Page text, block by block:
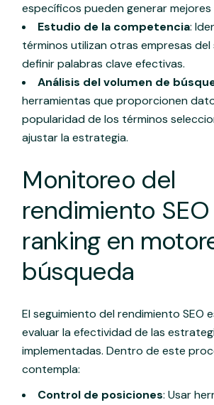
específicos pueden generar mejores
Estudio de la competencia:
términos utilizan otras empresas
definir palabras clave efectivas.
Análisis del volumen de
herramientas que proporcionen
popularidad de los términos
ajustar la estrategia.
Monitoreo del
rendimiento
ranking en
búsqueda
El seguimiento del rendimiento SEO
evaluar la efectividad de las
implementadas. Dentro de este
contempla:
Control de posiciones: Usar